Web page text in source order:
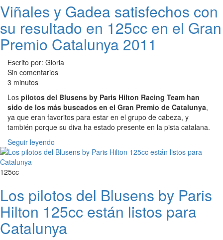
Viñales y Gadea satisfechos con
su resultado en 125cc en el Gran
Premio Catalunya 2011
Escrito por: Gloria
Sin comentarios
3 minutos
Los pilotos del Blusens by Paris Hilton Racing Team han
sido de los más buscados en el Gran Premio de Catalunya,
ya que eran favoritos para estar en el grupo de cabeza, y
también porque su diva ha estado presente en la pista catalana.
Seguir leyendo
125cc
Los pilotos del Blusens by Paris
Hilton 125cc están listos para
Catalunya